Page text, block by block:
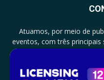
Atuamos, por meio de
eventos, com três
licenciamento e zero a
documentar, proporcionar